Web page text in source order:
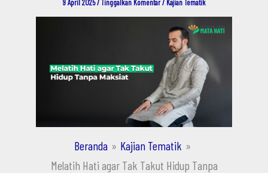
9 April 2025/Tinggalkan Komentar / Kajian Tematik
Beranda
Kajian Tematik
Melatih Hati agar Tak Takut Hidup Tanpa